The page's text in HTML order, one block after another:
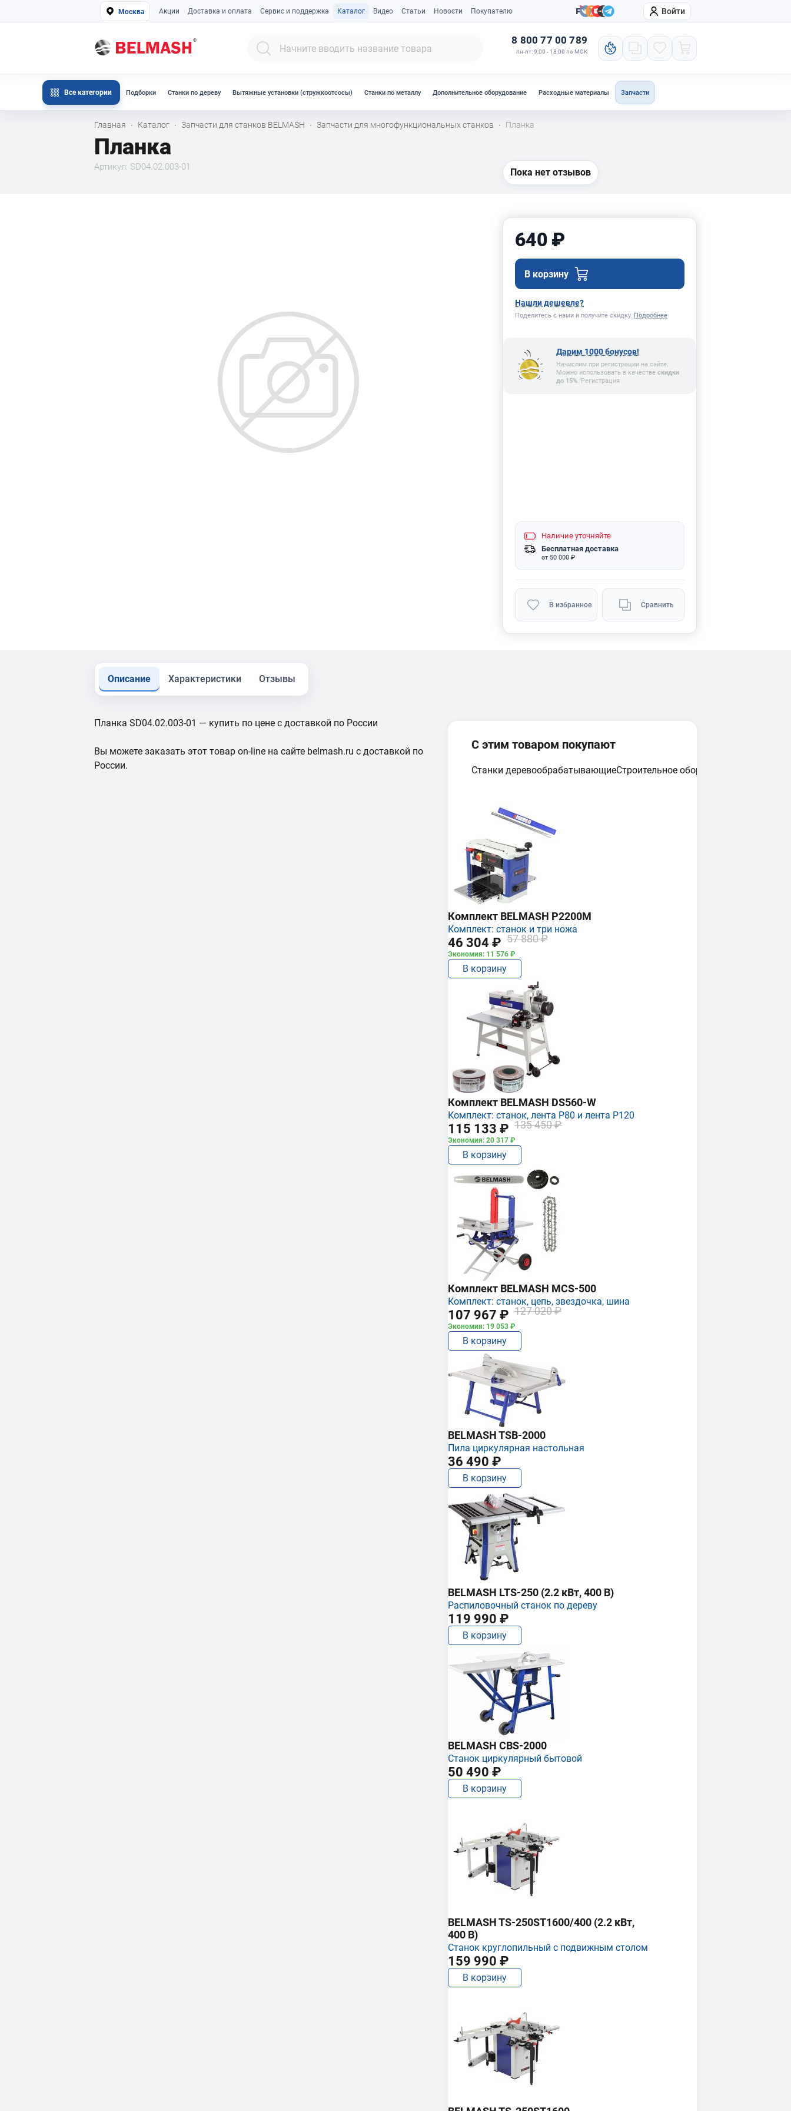
Москва Акции Доставка и оплата Сервис и поддержка Каталог Видео Статьи Новости Покупателю Компания Войти
8 800 77 00 789
пн-пт: 9:00 - 18:00 по МСК
Все категории Подборки Станки по дереву Вытяжные установки (стружкоотсосы) Станки по металлу Дополнительное оборудование Расходные материалы Запчасти
Главная · Каталог · Запчасти для станков BELMASH · Запчасти для многофункциональных станков · Планка
Планка
Артикул: SD04.02.003-01 Пока нет отзывов
640 ₽
В корзину
Нашли дешевле?
Поделитесь с нами и получите скидку. Подробнее
Дарим 1000 бонусов!
Начислим при регистрации на сайте.
Можно использовать в качестве скидки
до 15%. Регистрация
Наличие уточняйте
Бесплатная доставка
от 50 000 ₽
В избранное Сравнить
Описание Характеристики Отзывы
Планка SD04.02.003-01 — купить по цене с доставкой по России
Вы можете заказать этот товар on-line на сайте belmash.ru с доставкой по
России.
С этим товаром покупают
Станки деревообрабатывающиеСтроительное оборудование
Комплект BELMASH P2200M
Комплект: станок и три ножа
46 304 ₽ 57 880 ₽
Экономия: 11 576 ₽
В корзину
Комплект BELMASH DS560-W
Комплект: станок, лента P80 и лента P120
115 133 ₽ 135 450 ₽
Экономия: 20 317 ₽
В корзину
Комплект BELMASH MCS-500
Комплект: станок, цепь, звездочка, шина
107 967 ₽ 127 020 ₽
Экономия: 19 053 ₽
В корзину
BELMASH TSB-2000
Пила циркулярная настольная
36 490 ₽
В корзину
BELMASH LTS-250 (2.2 кВт, 400 В)
Распиловочный станок по дереву
119 990 ₽
В корзину
BELMASH CBS-2000
Станок циркулярный бытовой
50 490 ₽
В корзину
BELMASH TS-250ST1600/400 (2.2 кВт,
400 В)
Станок круглопильный с подвижным столом
159 990 ₽
В корзину